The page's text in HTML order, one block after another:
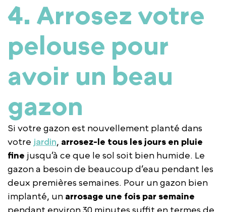
4. Arrosez votre
pelouse pour
avoir un beau
gazon
Si votre gazon est nouvellement planté dans
votre jardin, arrosez-le tous les jours en pluie
fine jusqu’à ce que le sol soit bien humide. Le
gazon a besoin de beaucoup d’eau pendant les
deux premières semaines. Pour un gazon bien
implanté, un arrosage une fois par semaine
pendant environ 30 minutes suffit en termes de